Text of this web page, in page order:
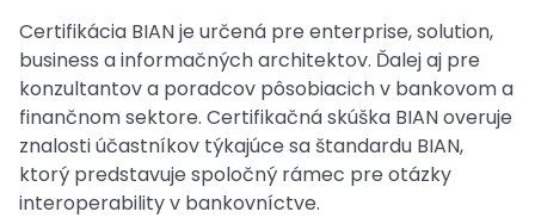
Certifikácia BIAN je určená pre enterprise, solution,
business a informačných architektov. Ďalej aj pre
konzultantov a poradcov pôsobiacich v bankovom a
finančnom sektore. Certifikačná skúška BIAN overuje
znalosti účastníkov týkajúce sa štandardu BIAN,
ktorý predstavuje spoločný rámec pre otázky
interoperability v bankovníctve.